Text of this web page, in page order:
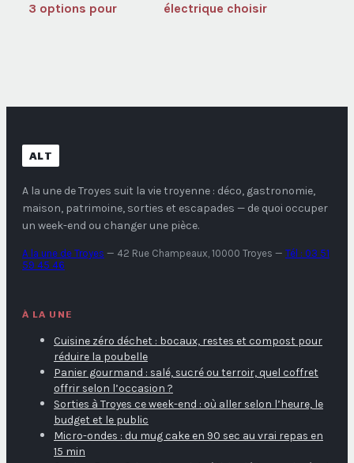
3 options pour
électrique choisir
ALT
A la une de Troyes suit la vie troyenne : déco, gastronomie,
maison, patrimoine, sorties et escapades — de quoi occuper
un week-end ou changer une pièce.
A la une de Troyes — 42 Rue Champeaux, 10000 Troyes — Tél : 03 51
59 45 46
À LA UNE
Cuisine zéro déchet : bocaux, restes et compost pour
réduire la poubelle
Panier gourmand : salé, sucré ou terroir, quel coffret
offrir selon l’occasion ?
Sorties à Troyes ce week-end : où aller selon l’heure, le
budget et le public
Micro-ondes : du mug cake en 90 sec au vrai repas en
15 min